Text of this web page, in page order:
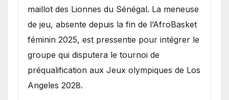
maillot des Lionnes du Sénégal. La meneuse
de jeu, absente depuis la fin de l’AfroBasket
féminin 2025, est pressentie pour intégrer le
groupe qui disputera le tournoi de
préqualification aux Jeux olympiques de Los
Angeles 2028.